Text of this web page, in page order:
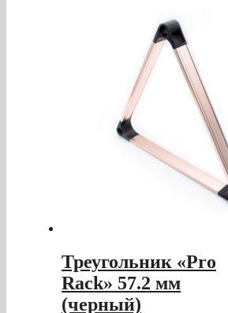
Треугольник «Pro
Rack» 57.2 мм
(черный)